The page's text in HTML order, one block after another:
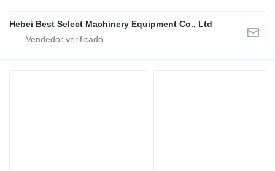
Hebei Best Select Machinery Equipment Co., Ltd